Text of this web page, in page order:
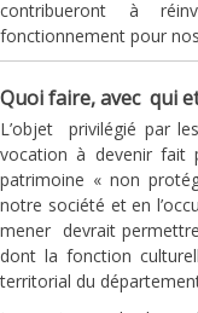
contribueront à
fonctionnement pour
Quoi faire, avec qui
L’objet privilégié par
vocation à devenir fait
patrimoine « non
notre société et en
mener devrait permettre
dont la fonction
territorial du